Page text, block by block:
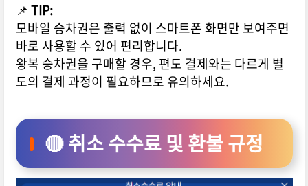
📌 TIP:
모바일 승차권은 출력 없이 스마트폰 화면만 보여주면
바로 사용할 수 있어 편리합니다.
왕복 승차권을 구매할 경우, 편도 결제와는 다르게 별
도의 결제 과정이 필요하므로 유의하세요.
🔴 취소 수수료 및 환불 규정